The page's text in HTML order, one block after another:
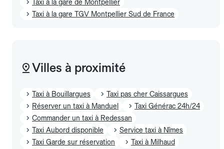
Taxi à la gare de Montpellier
Taxi à la gare TGV Montpellier Sud de France
Villes à proximité
Taxi à Bouillargues
Taxi pas cher Caissargues
Réserver un taxi à Manduel
Taxi Générac 24h/24
Commander un taxi à Redessan
Taxi Aubord disponible
Service taxi à Nîmes
Taxi Garde sur réservation
Taxi à Milhaud